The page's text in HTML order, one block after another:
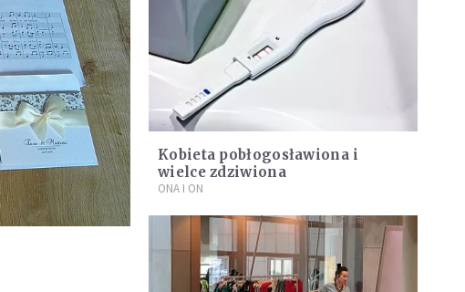
Kobieta pobłogosławiona i
wielce zdziwiona
ONA I ON